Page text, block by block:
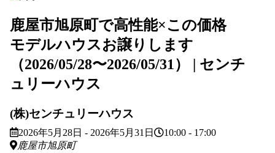
鹿屋市旭原町で高性能×この価格
モデルハウスお譲りします
（2026/05/28〜2026/05/31） | センチ
ュリーハウス
(株)センチュリーハウス
2026年5月28日 - 2026年5月31日
10:00 - 17:00
鹿屋市旭原町